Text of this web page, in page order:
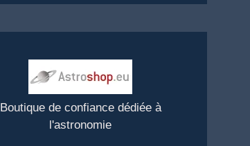
Boutique de confiance dédiée à
l'astronomie